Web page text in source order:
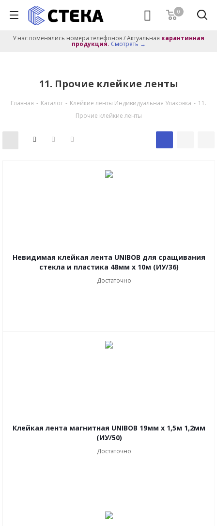
0
У нас поменялись номера телефонов / Актуальная карантинная
продукция. Смотреть →
11. Прочие клейкие ленты
Главная - Каталог - Клейкие ленты Индивидуальная Упаковка - 11.
Прочие клейкие ленты
Невидимая клейкая лента UNIBOB для сращивания
стекла и пластика 48мм х 10м (ИУ/36)
Достаточно
Клейкая лента магнитная UNIBOB 19мм х 1,5м 1,2мм
(ИУ/50)
Достаточно